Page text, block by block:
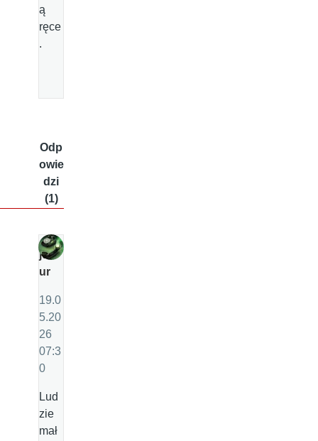
ą
ręce
.
Odp
owie
dzi
(1)
ju
ur
19.0
5.20
26
07:3
0
Lud
zie
mał